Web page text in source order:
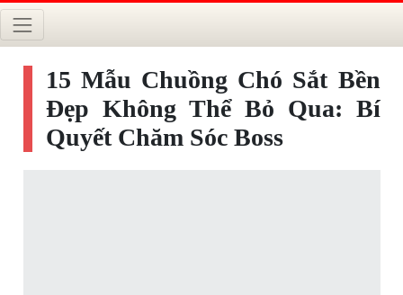
15 Mẫu Chuồng Chó Sắt Bền
Đẹp Không Thể Bỏ Qua: Bí
Quyết Chăm Sóc Boss